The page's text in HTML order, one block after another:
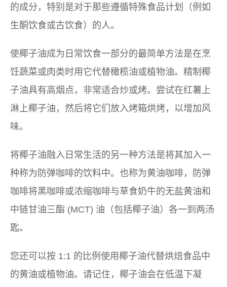
的成分，特别是对于那些遵循特殊食品计划（例如
生酮饮食或古饮食）的人。
使椰子油成为日常饮食一部分的最简单方法是在烹
饪蔬菜或肉类时用它代替橄榄油或植物油。精制椰
子油具有高烟点，非常适合炒或烤。尝试在红薯上
淋上椰子油，然后将它们放入烤箱烘烤，以增加风
味。
将椰子油融入日常生活的另一种方法是将其加入一
种称为防弹咖啡的饮料中。也称为黄油咖啡，防弹
咖啡将黑咖啡或浓缩咖啡与草食奶牛的无盐黄油和
中链甘油三酯 (MCT) 油（包括椰子油）各一到两汤
匙。
您还可以按 1:1 的比例使用椰子油代替烘焙食品中
的黄油或植物油。请记住，椰子油会在低温下凝